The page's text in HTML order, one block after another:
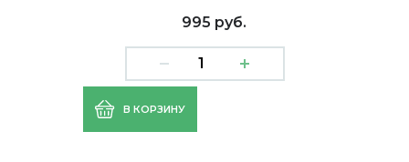
995 руб.
В КОРЗИНУ